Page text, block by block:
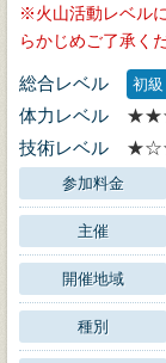
火山活動レベル
らかじめご了承く
総合レベル 初級
体力レベル
技術レベル
参加料金
主催
開催地域
種別